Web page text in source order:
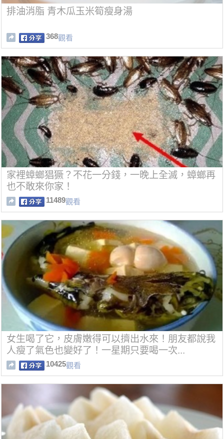
排油消脂 青木瓜玉米筍瘦身湯
368觀看
家裡蟑螂猖獗？不花一分錢，一晚上全滅，蟑螂再
也不敢來你家！
11489觀看
女生喝了它，皮膚嫩得可以擠出水來！朋友都說我
人瘦了氣色也變好了！一星期只要喝一次...
10425觀看